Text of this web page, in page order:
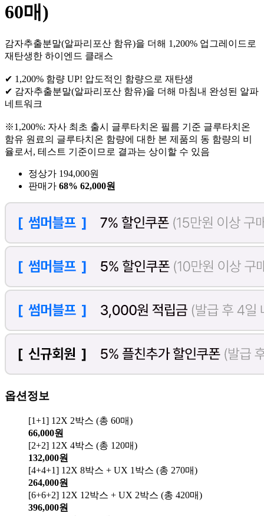
60매)
감자추출분말(알파리포산 함유)을 더해 1,200% 업그레이드로
재탄생한 하이엔드 클래스
✔ 1,200% 함량 UP! 압도적인 함량으로 재탄생
✔ 감자추출분말(알파리포산 함유)을 더해 마침내 완성된 알파
네트워크
※1,200%: 자사 최초 출시 글루타치온 필름 기준 글루타치온
함유 원료의 글루타치온 함량에 대한 본 제품의 동 함량의 비
율로서, 테스트 기준이므로 결과는 상이할 수 있음
정상가 194,000원
판매가 68% 62,000원
옵션정보
[1+1] 12X 2박스 (총 60매)
66,000원
[2+2] 12X 4박스 (총 120매)
132,000원
[4+4+1] 12X 8박스 + UX 1박스 (총 270매)
264,000원
[6+6+2] 12X 12박스 + UX 2박스 (총 420매)
396,000원